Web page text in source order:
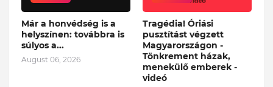
Már a honvédség is a
helyszínen: továbbra is
súlyos a...
August 06, 2026
Tragédia! Óriási
pusztítást végzett
Magyarországon -
Tönkrement házak,
menekülő emberek -
videó